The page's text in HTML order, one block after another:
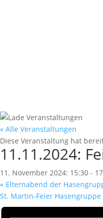
« Alle Veranstaltungen
Diese Veranstaltung hat
11.11.2024:
11. November 2024: 15:30 -
« Elternabend der
St. Martin-Feier Hasengruppe